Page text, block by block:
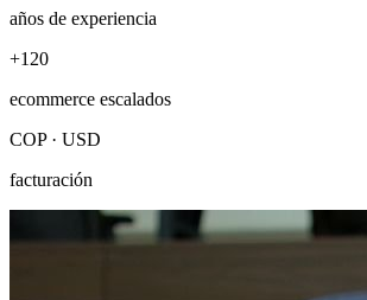
años de experiencia
+120
ecommerce escalados
COP · USD
facturación